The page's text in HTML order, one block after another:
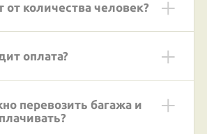
от количества человек?
оплата?
перевозить багажа и